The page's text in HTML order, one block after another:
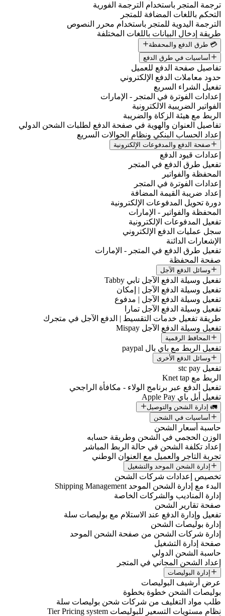
ترجمة المتجر باستخدام الترجمة الفورية
التحكم باللغات المضافة للمتجر
الترجمة اليدوية للمتجر باستخدام محرر النصوص
طريقة إدخال البيانات باللغات المختلفة
💳 طرق الدفع والمحفظة
أساسيات في طرق الدفع
تفاصيل صفحة الدفع للعميل
حدود معاملات الدفع الإلكتروني
تفعيل الشراء السريع
إعدادات الفوترة في المتجر - الإمارات
الفواتير الضريبية الالكترونية
الربط مع هيئة الزكاة والضريبة
تفاصيل العنوان والهوية في صفحة الدفع لطلبات الشحن الدولي
إعداد الحساب البنكي ونظام الحوالات السريع
صفحة الدفع والمدفوعات الإلكترونية
إعدادات قيود الدفع
تفعيل طرق الدفع في المتجر
المحفظة والفواتير
إعدادات الفوترة في المتجر
إعداد ضريبة القيمة المضافة
دورة تحويل المدفوعات الإلكترونية
المحفظة والفواتير - الإمارات
تفعيل المدفوعات الإلكترونية
سجل عمليات الدفع الإلكتروني
الإشعارات الدائنة
تفعيل طرق الدفع في المتجر - الإمارات
صفحة المحفظة
وسائل الدفع الآجل
تفعيل وسيلة الدفع الآجل تابي Tabby
تفعيل وسيلة الدفع الآجل | إمكان
تفعيل وسيلة الدفع الآجل | مدفوع
تفعيل وسيلة الدفع الآجل تمارا
طريقة تفعيل خدمات التقسيط | الدفع الآجل في متجرك
تفعيل وسيلة الدفع الآجل Mispay
المحافظ الرقمية
تفعيل الربط مع باي بال paypal
وسائل الدفع الأخرى
تفعيل stc pay
الربط مع Knet tap
تفعيل الدفع عبر برنامج الولاء - مكافأة الراجحي
تفعيل أبل باي Apple Pay
🚛 إدارة الشحن والتوصيل
أساسيات في الشحن
حاسبة أسعار الشحن
الوزن الحجمي في الشحن وطريقة حسابه
إعداد تكلفة الشحن في حالة الربط المباشر
تجربة التاجر والعميل مع العنوان الوطني
إدارة الشحن الموحد والتشغيل
تخصيص إعدادات شركات الشحن
البدء مع إدارة الشحن الموحد Shipping Management
إدارة المناديب والشركات الخاصة
صفحة تقارير الشحن
تفعيل وإدارة الدفع عند الاستلام مع بوليصات سلة
إدارة بوليصات الشحن
إدارة شركات الشحن من صفحة الشحن الموحد
صفحة إدارة التشغيل
حاسبة الشحن الدولي
إعداد الشحن المجاني في المتجر
إدارة البوليصات
عرض أرشيف البوليصات
بوليصات الشحن خطوة بخطوة
طلب مواد التغليف من شركات شحن بوليصات سلة
نظام مستويات التسعير للبوليصات Tier Pricing system